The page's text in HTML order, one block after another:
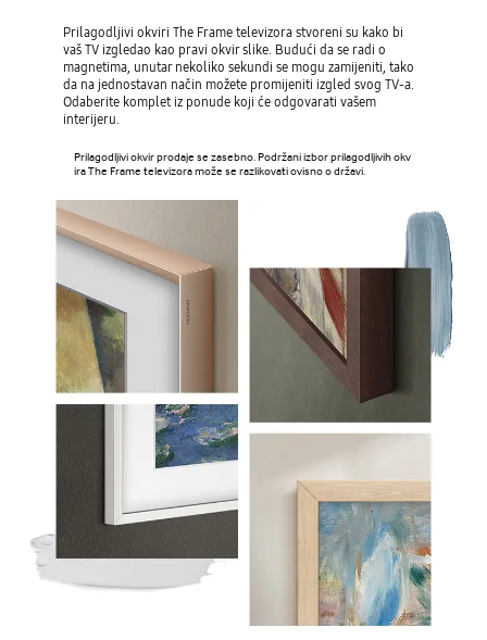
Prilagodljivi okviri The Frame televizora stvoreni su kako bi
vaš TV izgledao kao pravi okvir slike. Budući da se radi o
magnetima, unutar nekoliko sekundi se mogu zamijeniti, tako
da na jednostavan način možete promijeniti izgled svog TV-a.
Odaberite komplet iz ponude koji će odgovarati vašem
interijeru.
Prilagodljivi okvir prodaje se zasebno. Podržani izbor prilagodljivih okv
ira The Frame televizora može se razlikovati ovisno o državi.